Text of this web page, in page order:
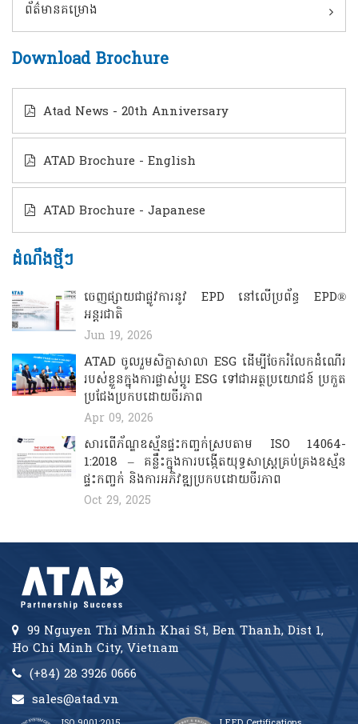
ព័ត៌មានគម្រោង
Download Brochure
Atad News - 20th Anniversary
ATAD Brochure - English
ATAD Brochure - Japanese
ដំណឹងថ្មីៗ
ចេញផ្សាយជាផ្លូវការនូវ EPD នៅលើប្រព័ន្ធ EPD®
អន្តរជាតិ
Jun 19, 2026
ATAD ចូលរួមសិក្ខាសាលា ESG ដើម្បីចែករំលែកដំណើរ
របស់ខ្លួនក្នុងការផ្លាស់ប្តូរ ESG ទៅជាអត្ថប្រយោជន៍ ប្រកួត
ប្រជែងប្រកបដោយចីរភាព
Apr 09, 2026
សារពើភ័ណ្ឌឧស្ម័នផ្ទះកញ្ចក់ស្របតាម ISO 14064-
1:2018 – គន្លឹះក្នុងការបង្កើតយុទ្ធសាស្ត្រគ្រប់គ្រងឧស្ម័ន
ផ្ទះកញ្ចក់ និងការអភិវឌ្ឍប្រកបដោយចីរភាព
Oct 29, 2025
99 Nguyen Thi Minh Khai St, Ben Thanh, Dist 1,
Ho Chi Minh City, Vietnam
(+84) 28 3926 0666
sales@atad.vn